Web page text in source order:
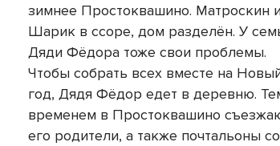
зимнее Простоквашино. Матроскин
Шарик в ссоре, дом разделён. У
Дяди Фёдора тоже свои проблемы.
Чтобы собрать всех вместе на
год, Дядя Фёдор едет в деревню.
временем в Простоквашино
его родители, а также почтальоны со